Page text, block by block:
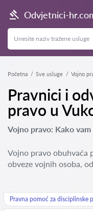
Odvjetnici-
Početna Sve usluge Vojno
Pravnici i
pravo u
Vojno pravo: Kako
Vojno pravo obuhvaća
obveze vojnih osoba,
Pravna pomoć za disciplinske